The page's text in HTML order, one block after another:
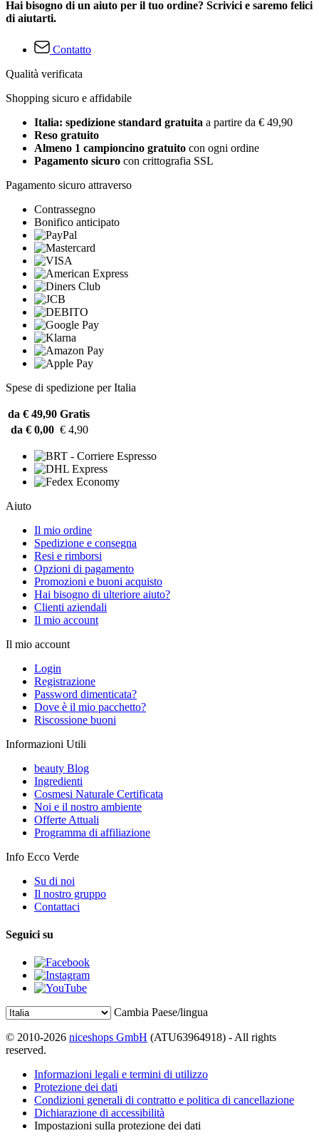
Hai bisogno di un aiuto per il tuo ordine? Scrivici e saremo felici
di aiutarti.
Contatto
Qualità verificata
Shopping sicuro e affidabile
Italia: spedizione standard gratuita a partire da € 49,90
Reso gratuito
Almeno 1 campioncino gratuito con ogni ordine
Pagamento sicuro con crittografia SSL
Pagamento sicuro attraverso
Contrassegno
Bonifico anticipato
Spese di spedizione per Italia
da € 49,90 Gratis
da € 0,00 € 4,90
Aiuto
Il mio ordine
Spedizione e consegna
Resi e rimborsi
Opzioni di pagamento
Promozioni e buoni acquisto
Hai bisogno di ulteriore aiuto?
Clienti aziendali
Il mio account
Il mio account
Login
Registrazione
Password dimenticata?
Dove è il mio pacchetto?
Riscossione buoni
Informazioni Utili
beauty Blog
Ingredienti
Cosmesi Naturale Certificata
Noi e il nostro ambiente
Offerte Attuali
Programma di affiliazione
Info Ecco Verde
Su di noi
Il nostro gruppo
Contattaci
Seguici su
Cambia Paese/lingua
© 2010-2026 niceshops GmbH (ATU63964918) - All rights
reserved.
Informazioni legali e termini di utilizzo
Protezione dei dati
Condizioni generali di contratto e politica di cancellazione
Dichiarazione di accessibilità
Impostazioni sulla protezione dei dati